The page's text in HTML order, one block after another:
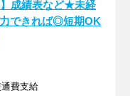
】成績表など★未経
できれば◎短期OK
費支給